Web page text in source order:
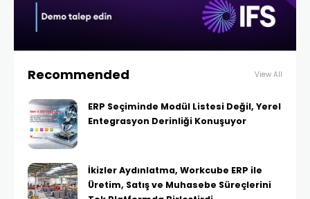
Recommended View All
ERP Seçiminde Modül Listesi Değil, Yerel
Entegrasyon Derinliği Konuşuyor
İkizler Aydınlatma, Workcube ERP ile
Üretim, Satış ve Muhasebe Süreçlerini